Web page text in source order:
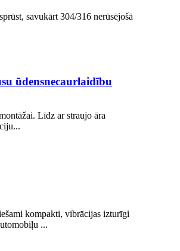
savukārt 304/316 nerūsējošā
ūdensnecaurlaidību
Līdz ar straujo āra
kompakti, vibrācijas izturīgi
...